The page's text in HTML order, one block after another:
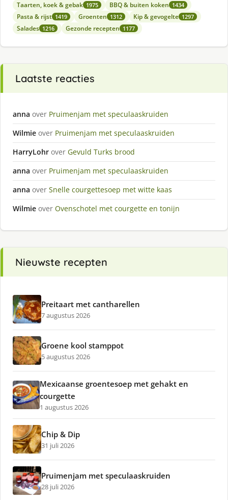
Taarten, koek & gebak 1975 BBQ & buiten koken 1434
Pasta & rijst 1419 Groenten 1312 Kip & gevogelte 1297
Salades 1216 Gezonde recepten 1177
Laatste reacties
anna over Pruimenjam met speculaaskruiden
Wilmie over Pruimenjam met speculaaskruiden
HarryLohr over Gevuld Turks brood
anna over Pruimenjam met speculaaskruiden
anna over Snelle courgettesoep met witte kaas
Wilmie over Ovenschotel met courgette en tonijn
Nieuwste recepten
Preitaart met cantharellen
7 augustus 2026
Groene kool stamppot
5 augustus 2026
Mexicaanse groentesoep met gehakt en
courgette
1 augustus 2026
Chip & Dip
31 juli 2026
Pruimenjam met speculaaskruiden
28 juli 2026